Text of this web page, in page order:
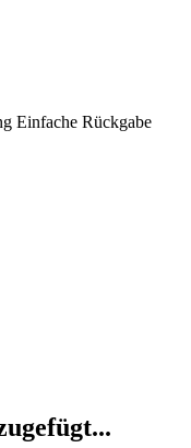
Einfache Rückgabe